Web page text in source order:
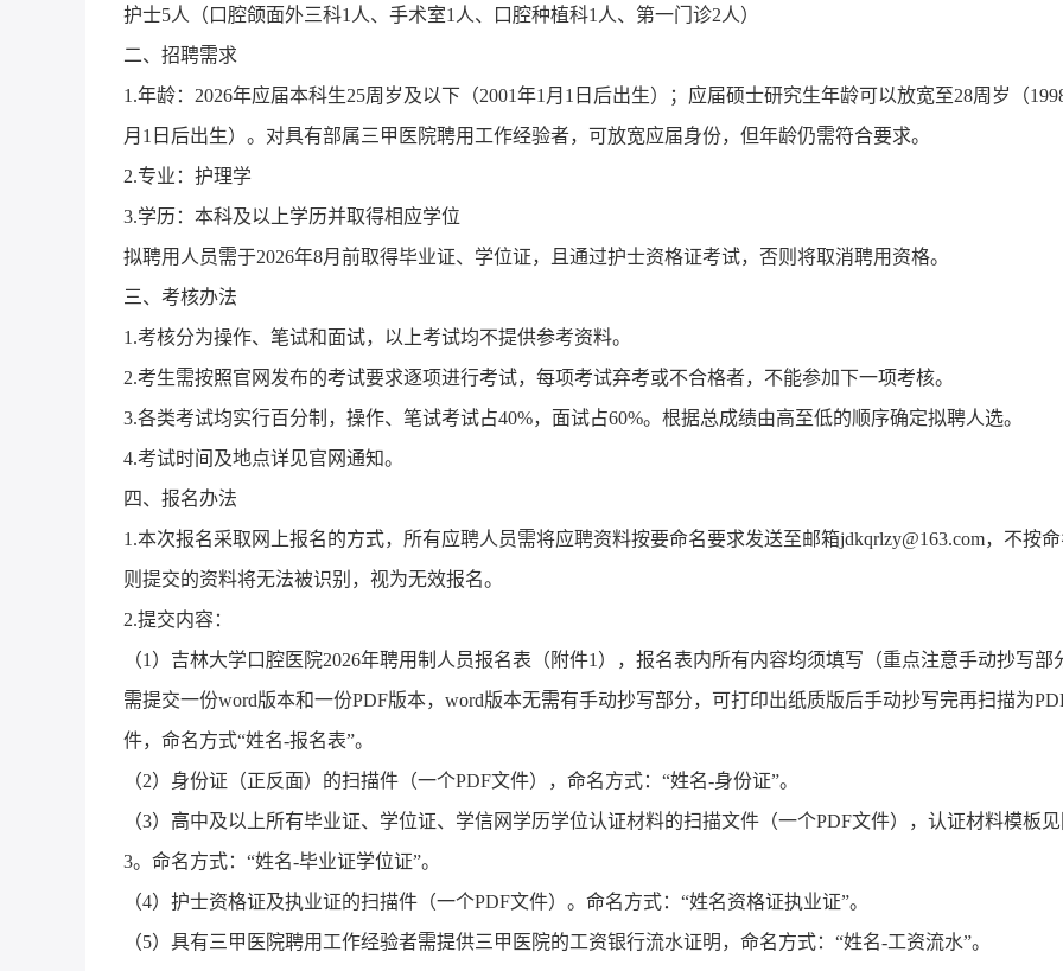
护士5人（口腔颌面外三科1人、手术室1人、口腔种植科1人、第一门诊2人）
二、招聘需求
1.年龄：2026年应届本科生25周岁及以下（2001年1月1日后出生）；应届硕士研究生年龄可以放宽至28周岁（
月1日后出生）。对具有部属三甲医院聘用工作经验者，可放宽应届身份，但年龄仍需符合要求。
2.专业：护理学
3.学历：本科及以上学历并取得相应学位
拟聘用人员需于2026年8月前取得毕业证、学位证，且通过护士资格证考试，否则将取消聘用资格。
三、考核办法
1.考核分为操作、笔试和面试，以上考试均不提供参考资料。
2.考生需按照官网发布的考试要求逐项进行考试，每项考试弃考或不合格者，不能参加下一项考核。
3.各类考试均实行百分制，操作、笔试考试占40%，面试占60%。根据总成绩由高至低的顺序确定拟聘人选。
4.考试时间及地点详见官网通知。
四、报名办法
1.本次报名采取网上报名的方式，所有应聘人员需将应聘资料按要命名要求发送至邮箱jdkqrlzy@163.com，不按
则提交的资料将无法被识别，视为无效报名。
2.提交内容：
（1）吉林大学口腔医院2026年聘用制人员报名表（附件1），报名表内所有内容均须填写（重点注意手动抄写部
需提交一份word版本和一份PDF版本，word版本无需有手动抄写部分，可打印出纸质版后手动抄写完再扫描为
件，命名方式“姓名-报名表”。
（2）身份证（正反面）的扫描件（一个PDF文件），命名方式：“姓名-身份证”。
（3）高中及以上所有毕业证、学位证、学信网学历学位认证材料的扫描文件（一个PDF文件），认证材料模板
3。命名方式：“姓名-毕业证学位证”。
（4）护士资格证及执业证的扫描件（一个PDF文件）。命名方式：“姓名资格证执业证”。
（5）具有三甲医院聘用工作经验者需提供三甲医院的工资银行流水证明，命名方式：“姓名-工资流水”。